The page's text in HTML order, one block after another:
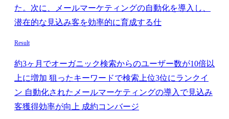
た。次に、メールマーケティングの自動化を導入し、
潜在的な見込み客を効率的に育成する仕
Result
約3ヶ月でオーガニック検索からのユーザー数が10倍以
上に増加 狙ったキーワードで検索上位3位にランクイ
ン 自動化されたメールマーケティングの導入で見込み
客獲得効率が向上 成約コンバージ